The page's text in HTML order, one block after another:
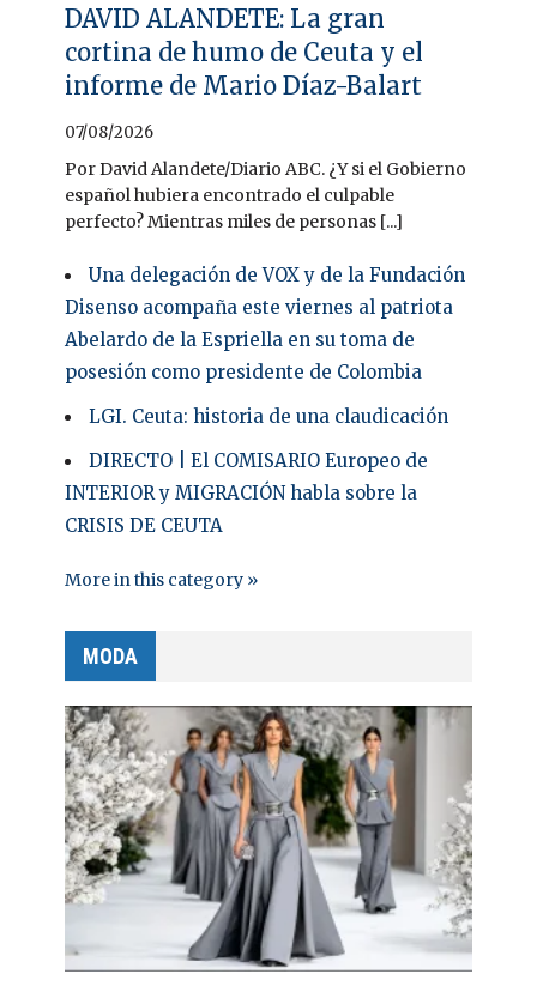
DAVID ALANDETE: La gran
cortina de humo de Ceuta y el
informe de Mario Díaz-Balart
07/08/2026
Por David Alandete/Diario ABC. ¿Y si el Gobierno
español hubiera encontrado el culpable
perfecto? Mientras miles de personas [...]
Una delegación de VOX y de la Fundación
Disenso acompaña este viernes al patriota
Abelardo de la Espriella en su toma de
posesión como presidente de Colombia
LGI. Ceuta: historia de una claudicación
DIRECTO | El COMISARIO Europeo de
INTERIOR y MIGRACIÓN habla sobre la
CRISIS DE CEUTA
More in this category »
MODA